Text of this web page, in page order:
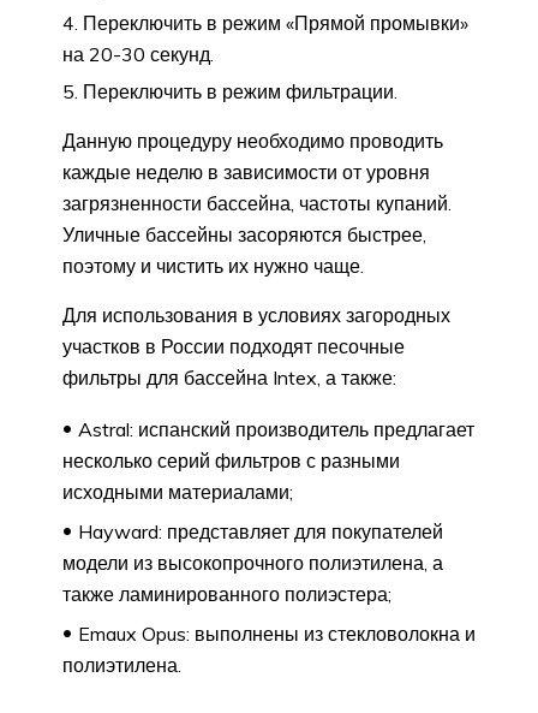
Переключить в режим «Прямой промывки»
на 20-30 секунд.
Переключить в режим фильтрации.
Данную процедуру необходимо проводить
каждые неделю в зависимости от уровня
загрязненности бассейна, частоты купаний.
Уличные бассейны засоряются быстрее,
поэтому и чистить их нужно чаще.
Для использования в условиях загородных
участков в России подходят песочные
фильтры для бассейна Intex, а также:
Astral: испанский производитель предлагает
несколько серий фильтров с разными
исходными материалами;
Hayward: представляет для покупателей
модели из высокопрочного полиэтилена, а
также ламинированного полиэстера;
Emaux Opus: выполнены из стекловолокна и
полиэтилена.